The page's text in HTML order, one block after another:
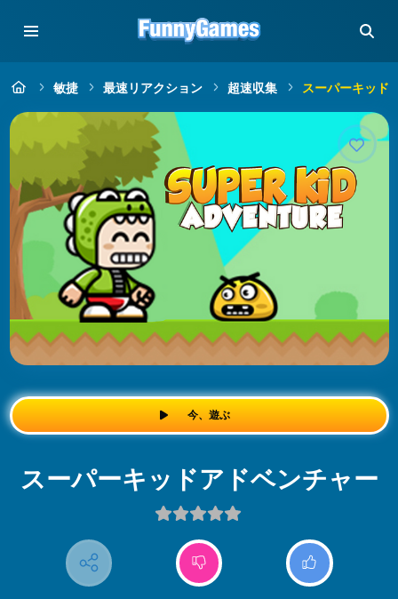
敏捷 最速リアクション 超速収集 スーパーキッド
今、遊ぶ
スーパーキッドアドベンチャー